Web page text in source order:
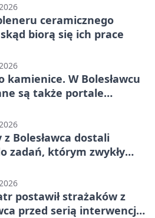
ceramicznego
biorą się ich prace
kamienice. W Bolesławcu
są także portale
z Bolesławca dostali
zadań, którym zwykły
postawił strażaków z
przed serią interwencji -